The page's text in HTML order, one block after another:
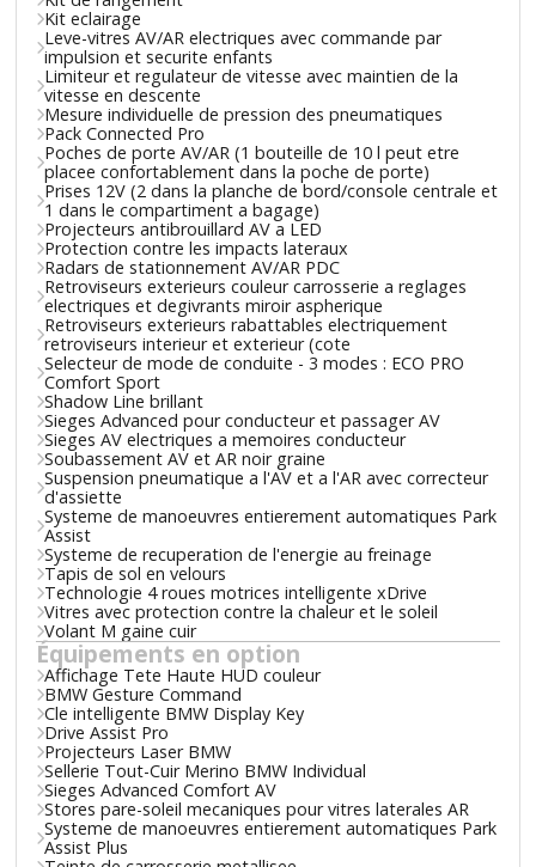
Kit eclairage
Leve-vitres AV/AR electriques avec commande par
impulsion et securite enfants
Limiteur et regulateur de vitesse avec maintien de la
vitesse en descente
Mesure individuelle de pression des pneumatiques
Pack Connected Pro
Poches de porte AV/AR (1 bouteille de 10 l peut etre
placee confortablement dans la poche de porte)
Prises 12V (2 dans la planche de bord/console centrale et
1 dans le compartiment a bagage)
Projecteurs antibrouillard AV a LED
Protection contre les impacts lateraux
Radars de stationnement AV/AR PDC
Retroviseurs exterieurs couleur carrosserie a reglages
electriques et degivrants miroir aspherique
Retroviseurs exterieurs rabattables electriquement
retroviseurs interieur et exterieur (cote
Selecteur de mode de conduite - 3 modes : ECO PRO
Comfort Sport
Shadow Line brillant
Sieges Advanced pour conducteur et passager AV
Sieges AV electriques a memoires conducteur
Soubassement AV et AR noir graine
Suspension pneumatique a l'AV et a l'AR avec correcteur
d'assiette
Systeme de manoeuvres entierement automatiques Park
Assist
Systeme de recuperation de l'energie au freinage
Tapis de sol en velours
Technologie 4 roues motrices intelligente xDrive
Vitres avec protection contre la chaleur et le soleil
Volant M gaine cuir
Équipements en option
Affichage Tete Haute HUD couleur
BMW Gesture Command
Cle intelligente BMW Display Key
Drive Assist Pro
Projecteurs Laser BMW
Sellerie Tout-Cuir Merino BMW Individual
Sieges Advanced Comfort AV
Stores pare-soleil mecaniques pour vitres laterales AR
Systeme de manoeuvres entierement automatiques Park
Assist Plus